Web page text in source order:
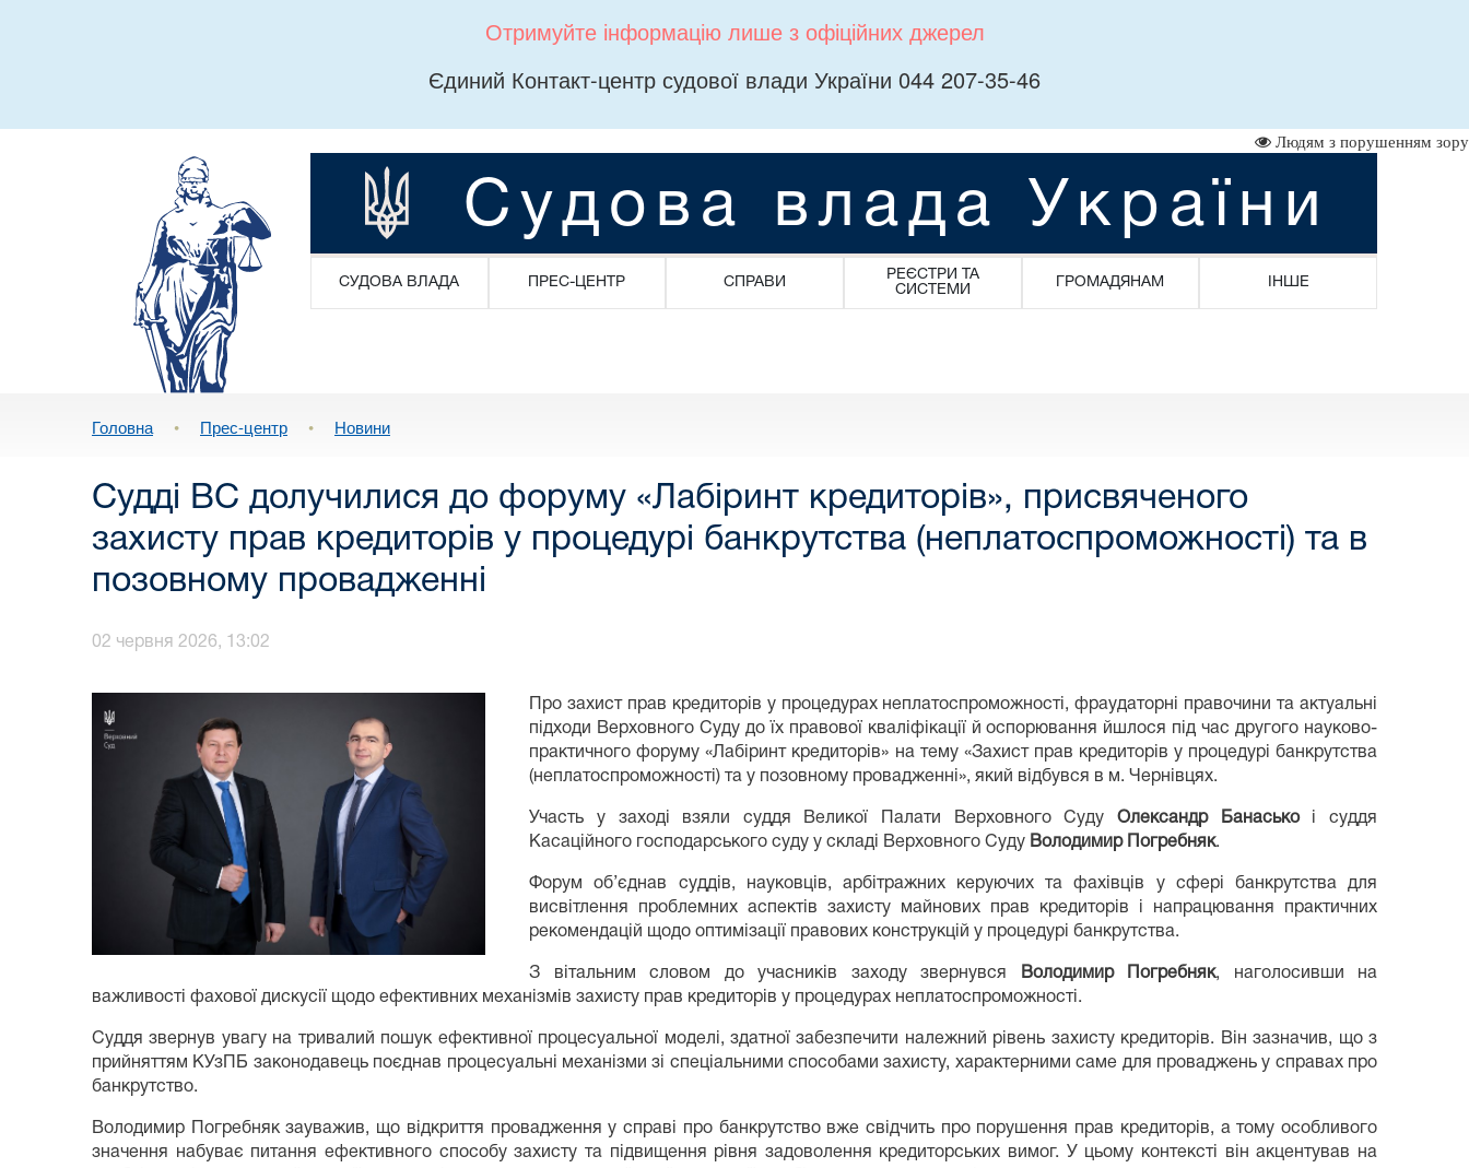
Отримуйте інформацію лише з офіційних джерел
Єдиний Контакт-центр судової влади України 044 207-35-46
Людям з порушенням зору
Судова влада України
СУДОВА ВЛАДА ПРЕС-ЦЕНТР СПРАВИ
РЕЄСТРИ ТА
СИСТЕМИ
ГРОМАДЯНАМ ІНШЕ
Головна • Прес-центр • Новини
Судді ВС долучилися до форуму «Лабіринт кредиторів», присвяченого
захисту прав кредиторів у процедурі банкрутства (неплатоспроможності) та в
позовному провадженні
02 червня 2026, 13:02
Про захист прав кредиторів у процедурах неплатоспроможності, фраудаторні правочини та актуальні
підходи Верховного Суду до їх правової кваліфікації й оспорювання йшлося під час другого науково-
практичного форуму «Лабіринт кредиторів» на тему «Захист прав кредиторів у процедурі банкрутства
(неплатоспроможності) та у позовному провадженні», який відбувся в м. Чернівцях.
Участь у заході взяли суддя Великої Палати Верховного СудуОлександр Банаськоі суддя
Касаційного господарського суду у складі Верховного Суду Володимир Погребняк.
Форум об’єднав суддів, науковців, арбітражних керуючих та фахівців у сфері банкрутства для
висвітлення проблемних аспектів захисту майнових прав кредиторів і напрацювання практичних
рекомендацій щодо оптимізації правових конструкцій у процедурі банкрутства.
З вітальним словом до учасників заходу звернувся Володимир Погребняк, наголосивши на
важливості фахової дискусії щодо ефективних механізмів захисту прав кредиторів у процедурах неплатоспроможності.
Суддя звернув увагу на тривалий пошук ефективної процесуальної моделі, здатної забезпечити належний рівень захисту кредиторів. Він зазначив, що з
прийняттям КУзПБ законодавець поєднав процесуальні механізми зі спеціальними способами захисту, характерними саме для проваджень у справах про
банкрутство.
Володимир Погребняк зауважив, що відкриття провадження у справі про банкрутство вже свідчить про порушення прав кредиторів, а тому особливого
значення набуває питання ефективного способу захисту та підвищення рівня задоволення кредиторських вимог. У цьому контексті він акцентував на